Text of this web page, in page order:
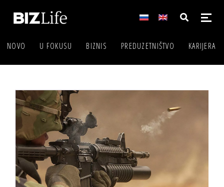
NOVO U FOKUSU BIZNIS PREDUZETNIŠTVO KARIJERA